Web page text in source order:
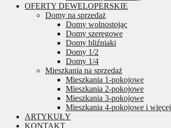
OFERTY DEWELOPERSKIE
Domy na sprzedaż
Domy wolnostojąc
Domy szeregowe
Domy bliźniaki
Domy 1/2
Domy 1/4
Mieszkania na sprzedaż
Mieszkania 1-pokojowe
Mieszkania 2-pokojowe
Mieszkania 3-pokojowe
Mieszkania 4-pokojowe i więcej
ARTYKUŁY
KONTAKT